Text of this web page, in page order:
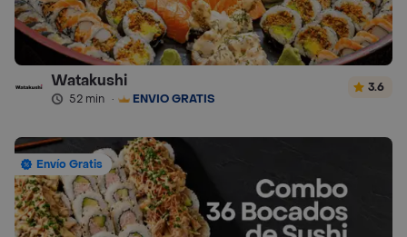
Watakushi
52 min · ENVÍO GRATIS
3.6
Envío Gratis